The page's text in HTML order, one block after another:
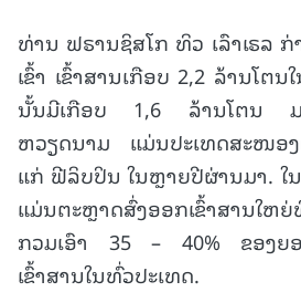
ທ່ານ ຟຣານຊິສໂກ ທິວ ເລົາເຣລ
ເຂົ້າ ເຂົ້າສານເກືອບ 2,2 ລ້ານໂຕ
ນັ້ນມີເກືອບ 1,6 ລ້ານໂຕນ
ຫວຽດນາມ ແມ່ນປະເທດສະໜອງ
ແກ່ ຟີລິບປິນ ໃນຫຼາຍປີຜ່ານມາ.
ແມ່ນຕະຫຼາດສົ່ງອອກເຂົ້າສານໃຫ
ກວມເອົາ 35 – 40% ຂອງຍອ
ເຂົ້າສານໃນທົ່ວປະເທດ.